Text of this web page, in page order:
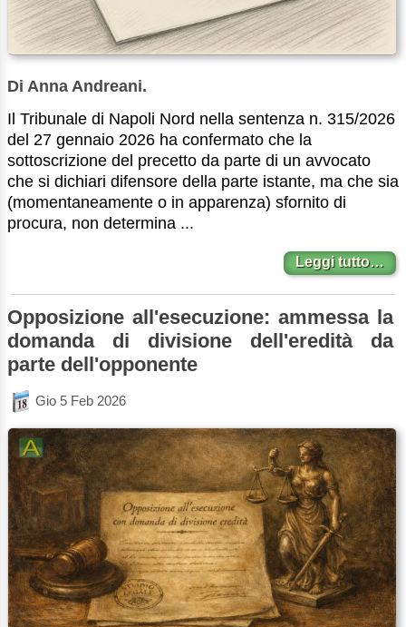
Di Anna Andreani.
Il Tribunale di Napoli Nord nella sentenza n. 315/2026
del 27 gennaio 2026 ha confermato che la
sottoscrizione del precetto da parte di un avvocato
che si dichiari difensore della parte istante, ma che sia
(momentaneamente o in apparenza) sfornito di
procura, non determina ...
Leggi tutto…
Opposizione all'esecuzione: ammessa la
domanda di divisione dell'eredità da
parte dell'opponente
Gio 5 Feb 2026